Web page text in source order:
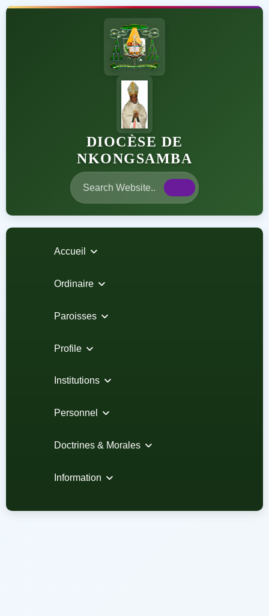
DIOCÈSE DE
NKONGSAMBA
Accueil
Ordinaire
Paroisses
Profile
Institutions
Personnel
Doctrines & Morales
Information